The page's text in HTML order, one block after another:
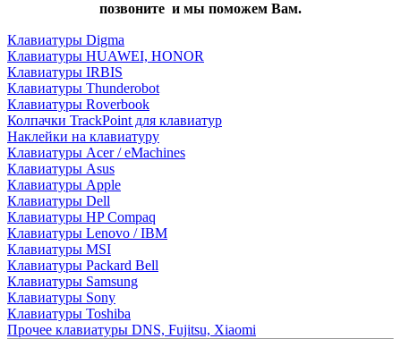
позвоните и мы поможем Вам.
Клавиатуры Digma
Клавиатуры HUAWEI, HONOR
Клавиатуры IRBIS
Клавиатуры Thunderobot
Клавиатуры Roverbook
Колпачки TrackPoint для клавиатур
Наклейки на клавиатуру
Клавиатуры Acer / eMachines
Клавиатуры Asus
Клавиатуры Apple
Клавиатуры Dell
Клавиатуры HP Compaq
Клавиатуры Lenovo / IBM
Клавиатуры MSI
Клавиатуры Packard Bell
Клавиатуры Samsung
Клавиатуры Sony
Клавиатуры Toshiba
Прочее клавиатуры DNS, Fujitsu, Xiaomi